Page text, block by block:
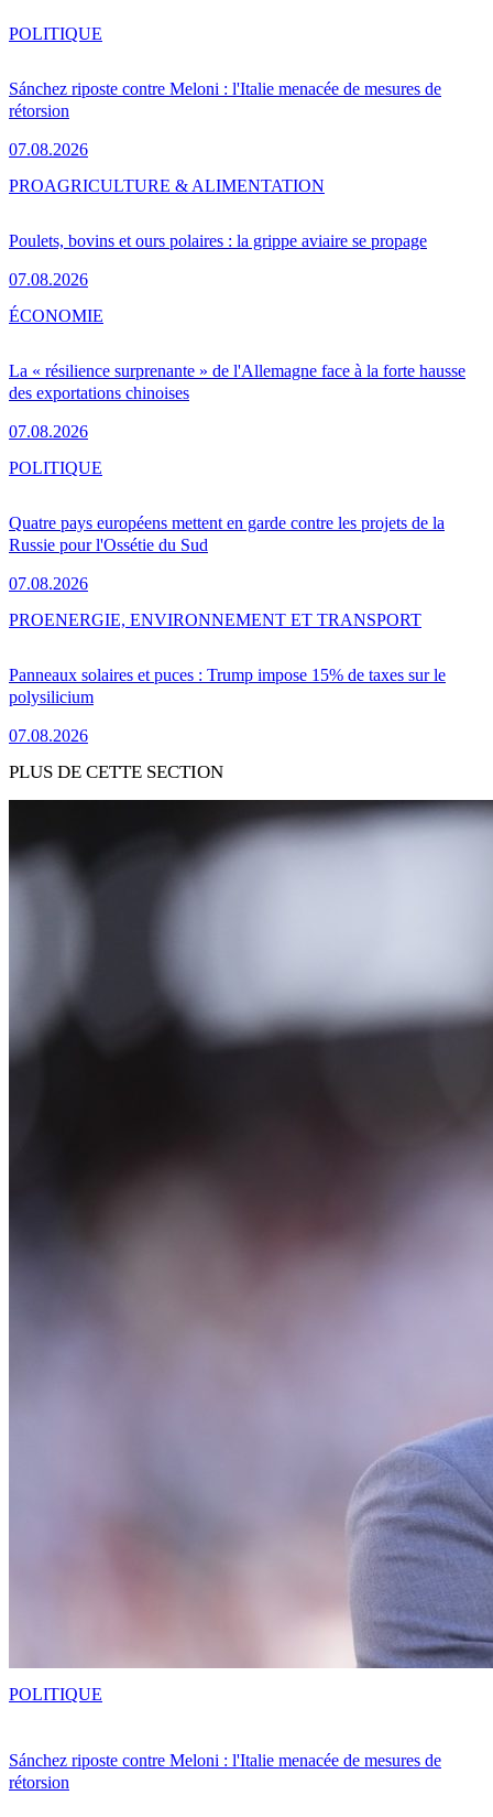
Sánchez riposte contre Meloni : l'Italie menacée de mesures de
rétorsion
07.08.2026
POLITIQUE
Poulets, bovins et ours polaires : la grippe aviaire se propage
07.08.2026
PROAGRICULTURE & ALIMENTATION
La « résilience surprenante » de l'Allemagne face à la forte hausse
des exportations chinoises
07.08.2026
ÉCONOMIE
Quatre pays européens mettent en garde contre les projets de la
Russie pour l'Ossétie du Sud
07.08.2026
POLITIQUE
Panneaux solaires et puces : Trump impose 15% de taxes sur le
polysilicium
07.08.2026
PROENERGIE, ENVIRONNEMENT ET TRANSPORT
PLUS DE CETTE SECTION
Sánchez riposte contre Meloni : l'Italie menacée de mesures de
rétorsion
POLITIQUE